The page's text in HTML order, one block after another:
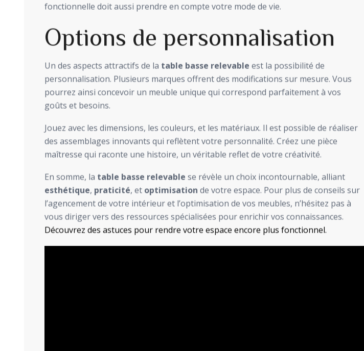
fonctionnelle doit aussi prendre en compte votre mode de vie.
Options de personnalisation
Un des aspects attractifs de la table basse relevable est la possibilité de
personnalisation. Plusieurs marques offrent des modifications sur mesure. Vous
pourrez ainsi concevoir un meuble unique qui correspond parfaitement à vos
goûts et besoins.
Jouez avec les dimensions, les couleurs, et les matériaux. Il est possible de réaliser
des assemblages innovants qui reflètent votre personnalité. Créez une pièce
maîtresse qui raconte une histoire, un véritable reflet de votre créativité.
En somme, la table basse relevable se révèle un choix incontournable, alliant
esthétique, praticité, et optimisation de votre espace. Pour plus de conseils sur
l’agencement de votre intérieur et l’optimisation de vos meubles, n’hésitez pas à
vous diriger vers des ressources spécialisées pour enrichir vos connaissances.
Découvrez des astuces pour rendre votre espace encore plus fonctionnel.